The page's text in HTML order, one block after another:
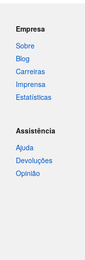
Empresa
Sobre
Blog
Carreiras
Imprensa
Estatísticas
Assistência
Ajuda
Devoluções
Opinião